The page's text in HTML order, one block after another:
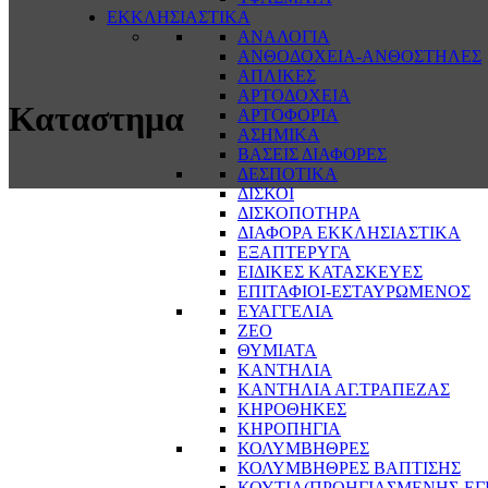
ΕΚΚΛΗΣΙΑΣΤΙΚΑ
ΑΝΑΛΟΓΙΑ
ΑΝΘΟΔΟΧΕΙΑ-ΑΝΘΟΣΤΗΛΕΣ
ΑΠΛΙΚΕΣ
ΑΡΤΟΔΟΧΕΙΑ
ΑΡΤΟΦΟΡΙΑ
ΑΣΗΜΙΚΑ
ΒΑΣΕΙΣ ΔΙΑΦΟΡΕΣ
ΔΕΣΠΟΤΙΚΑ
ΔΙΣΚΟΙ
ΔΙΣΚΟΠΟΤΗΡΑ
ΔΙΑΦΟΡΑ ΕΚΚΛΗΣΙΑΣΤΙΚΑ
ΕΞΑΠΤΕΡΥΓΑ
ΕΙΔΙΚΕΣ ΚΑΤΑΣΚΕΥΕΣ
ΕΠΙΤΑΦΙΟΙ-ΕΣΤΑΥΡΩΜΕΝΟΣ
ΕΥΑΓΓΕΛΙΑ
ΖΕΟ
ΘΥΜΙΑΤΑ
ΚΑΝΤΗΛΙΑ
ΚΑΝΤΗΛΙΑ ΑΓ.ΤΡΑΠΕΖΑΣ
ΚΗΡΟΘΗΚΕΣ
ΚΗΡΟΠΗΓΙΑ
ΚΟΛΥΜΒΗΘΡΕΣ
ΚΟΛΥΜΒΗΘΡΕΣ ΒΑΠΤΙΣΗΣ
Καταστημα